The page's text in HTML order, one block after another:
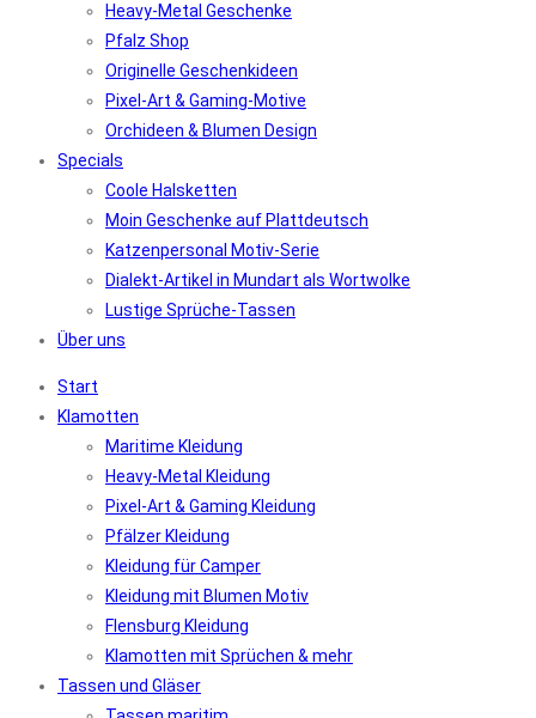
Heavy-Metal Geschenke
Pfalz Shop
Originelle Geschenkideen
Pixel-Art & Gaming-Motive
Orchideen & Blumen Design
Specials
Coole Halsketten
Moin Geschenke auf Plattdeutsch
Katzenpersonal Motiv-Serie
Dialekt-Artikel in Mundart als Wortwolke
Lustige Sprüche-Tassen
Über uns
Start
Klamotten
Maritime Kleidung
Heavy-Metal Kleidung
Pixel-Art & Gaming Kleidung
Pfälzer Kleidung
Kleidung für Camper
Kleidung mit Blumen Motiv
Flensburg Kleidung
Klamotten mit Sprüchen & mehr
Tassen und Gläser